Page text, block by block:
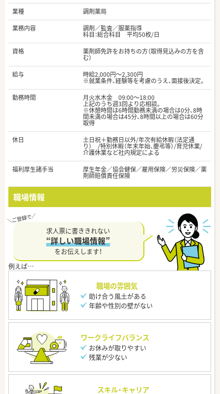
業種
調剤薬局
業務内容
調剤／監査／服薬指導
科目：総合科目 平均50枚/日
資格
薬剤師免許をお持ちの方（取得見込みの方を含
む）
給与
時給2,000円～2,300円
※就業条件、経験等を考慮のうえ、面接後決定。
勤務時間
月火水木金 09:00〜18:00
上記のうち週3回より応相談。
※休憩時間は6時間勤務未満の場合は0分、8時
間未満の場合は45分、8時間以上の場合は60分
取得
休日
土日祝＋勤務日以外/年次有給休暇（法定通
り） /特別休暇（年末年始、慶弔等）/育児休業/
介護休業など社内規定による
福利厚生諸手当
厚生年金／協会健保／雇用保険／労災保険／薬
剤師賠償責任保険
職場情報
求人票に書ききれない
“詳しい職場情報”
をお伝えします！
職場の雰囲気
助け合う風土がある
年齢や性別の壁がない
ワークライフバランス
お休みが取りやすい
残業が少ない
スキル・キャリア